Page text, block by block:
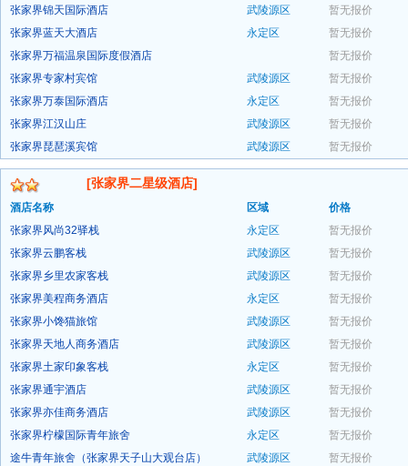
预订
张家界锦天国际酒店 武陵源区
暂无报价
预订
张家界蓝天大酒店 永定区
暂无报价
预订
张家界万福温泉国际度假酒店
暂无报价
预订
张家界专家村宾馆 武陵源区
暂无报价
预订
张家界万泰国际酒店 永定区
暂无报价
预订
张家界江汉山庄 武陵源区
暂无报价
预订
张家界琵琶溪宾馆 武陵源区
暂无报价
预订
[张家界二星级酒店]
酒店名称 区域
价格
张家界风尚32驿栈
永定区
暂无报价
预订
张家界云鹏客栈 武陵源区
暂无报价
预订
张家界乡里农家客栈 武陵源区
暂无报价
预订
张家界美程商务酒店 永定区
暂无报价
预订
张家界小馋猫旅馆 武陵源区
暂无报价
预订
张家界天地人商务酒店 武陵源区
暂无报价
预订
张家界土家印象客栈 永定区
暂无报价
预订
张家界通宇酒店 武陵源区
暂无报价
预订
张家界亦佳商务酒店 武陵源区
暂无报价
预订
张家界柠檬国际青年旅舍 永定区
暂无报价
预订
途牛青年旅舍（张家界天子山大观台店） 武陵源区
暂无报价